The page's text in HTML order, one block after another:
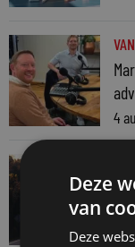
4
31
Deze
van
Deze